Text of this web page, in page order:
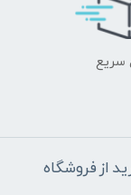
سریع
از فروشگاه